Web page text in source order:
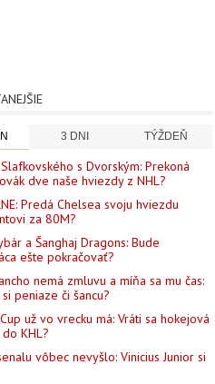
3 DNI TÝŽDEŇ
s Dvorským: Prekoná
dve naše hviezdy z NHL?
Predá Chelsea svoju hviezdu
za 80M?
a Šanghaj Dragons: Bude
ešte pokračovať?
nemá zmluvu a míňa sa mu čas:
peniaze či šancu?
už vo vrecku má: Vráti sa hokejová
KHL?
vôbec nevyšlo: Vinicius Junior si